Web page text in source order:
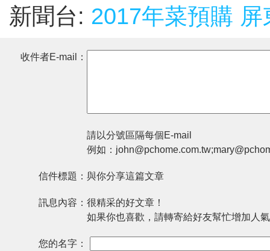
新聞台: 2017年菜預購 屏
收件者E-mail：
請以分號區隔每個E-mail
例如：
信件標題： 與你分享這篇文章
訊息內容： 很精采的好文章！
如果你也喜歡，請轉寄給好友幫忙增加人
您的名字：